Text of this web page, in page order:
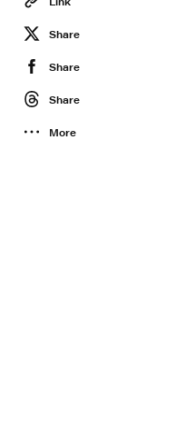
Share
Share
Share
More